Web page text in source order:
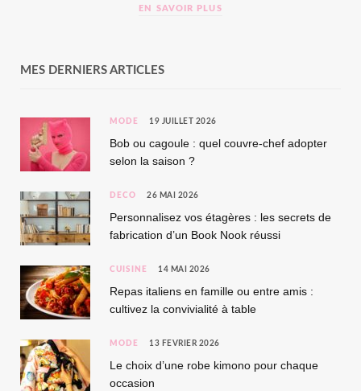
EN SAVOIR PLUS
MES DERNIERS ARTICLES
MODE 19 JUILLET 2026
Bob ou cagoule : quel couvre-chef adopter
selon la saison ?
DÉCO 26 MAI 2026
Personnalisez vos étagères : les secrets de
fabrication d’un Book Nook réussi
CUISINE 14 MAI 2026
Repas italiens en famille ou entre amis :
cultivez la convivialité à table
MODE 13 FÉVRIER 2026
Le choix d’une robe kimono pour chaque
occasion